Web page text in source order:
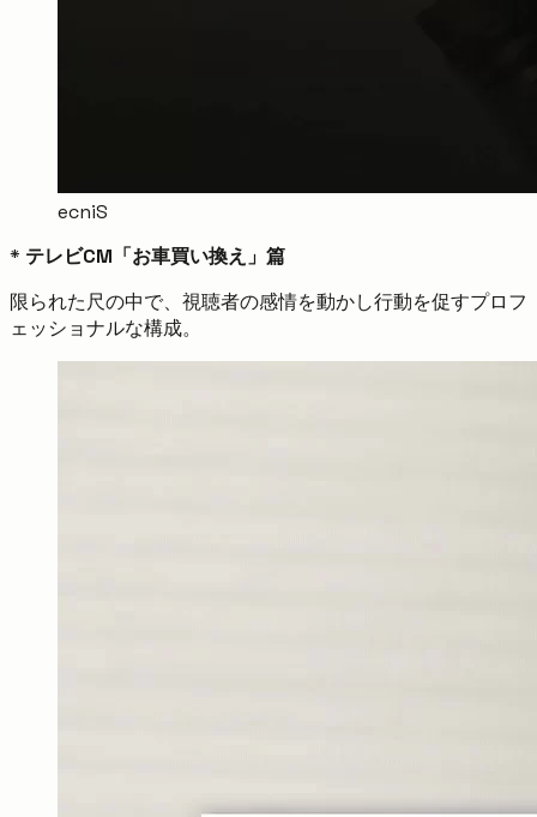
ecniS
* テレビCM「お車買い換え」篇
限られた尺の中で、視聴者の感情を動かし行動を促すプロフ
ェッショナルな構成。